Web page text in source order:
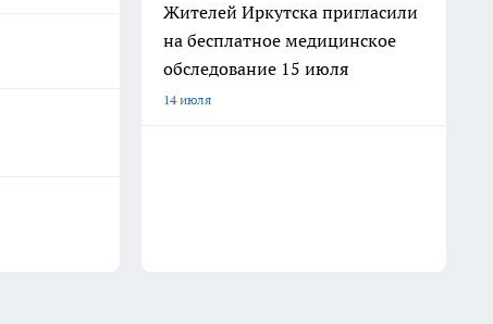
Жителей Иркутска пригласили
на бесплатное медицинское
обследование 15 июля
14 июля